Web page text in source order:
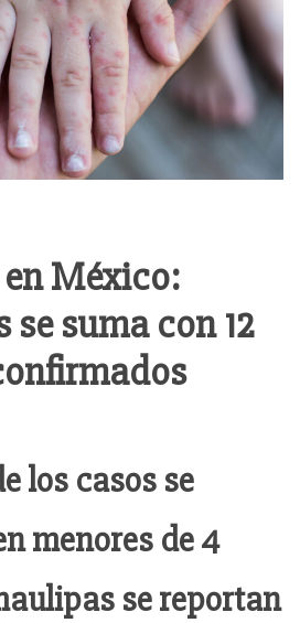
México:
suma con 12
los casos se
menores de 4
se reportan